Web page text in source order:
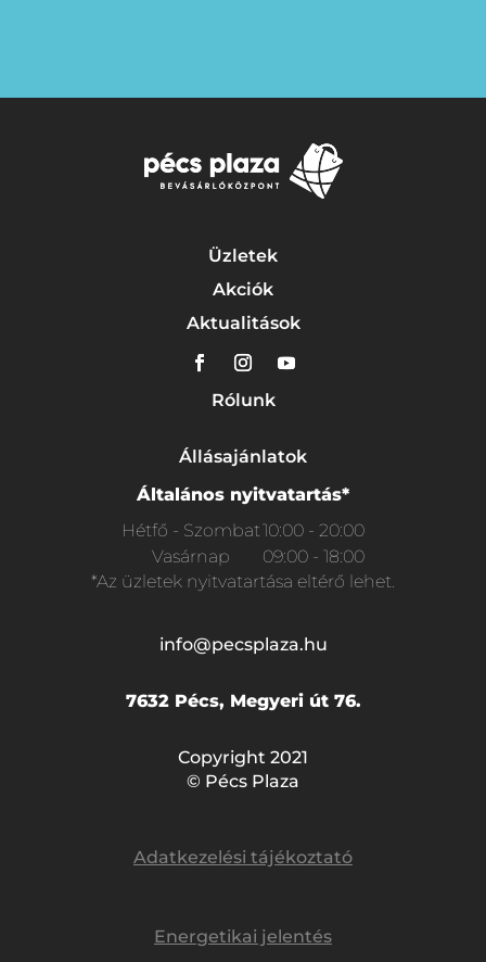
Üzletek
Akciók
Aktualitások
Rólunk
Állásajánlatok
Általános nyitvatartás*
Hétfő - Szombat10:00 - 20:00
Vasárnap
09:00 - 18:00
*Az üzletek nyitvatartása eltérő lehet.
info@pecsplaza.hu
7632 Pécs, Megyeri út 76.
Copyright 2021
© Pécs Plaza
Adatkezelési tájékoztató
Energetikai jelentés